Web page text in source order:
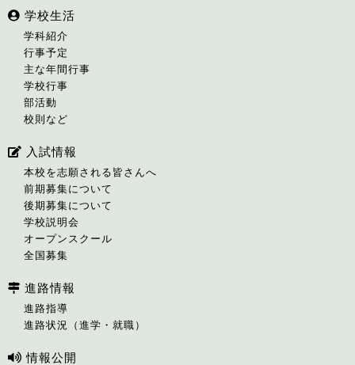
学校生活
学科紹介
行事予定
主な年間行事
学校行事
部活動
校則など
入試情報
本校を志願される皆さんへ
前期募集について
後期募集について
学校説明会
オープンスクール
全国募集
進路情報
進路指導
進路状況（進学・就職）
情報公開